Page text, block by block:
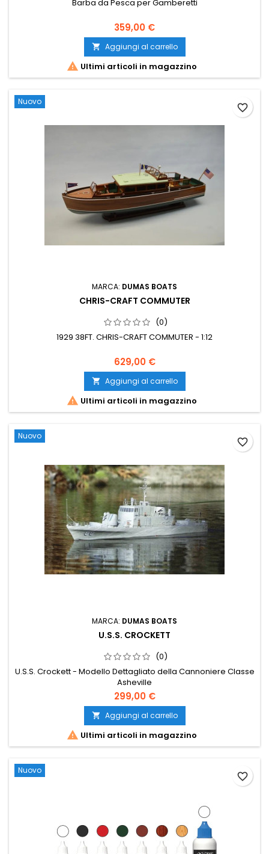
Barba da Pesca per Gamberetti
359,00 €
 Aggiungi al carrello
 Ultimi articoli in magazzino
Nuovo
MARCA: DUMAS BOATS
CHRIS-CRAFT COMMUTER
(0)
1929 38FT. CHRIS-CRAFT COMMUTER - 1:12
629,00 €
 Aggiungi al carrello
 Ultimi articoli in magazzino
favorite_border
Nuovo
MARCA: DUMAS BOATS
U.S.S. CROCKETT
(0)
U.S.S. Crockett - Modello Dettagliato della Cannoniere Classe
Asheville
299,00 €
 Aggiungi al carrello
 Ultimi articoli in magazzino
favorite_border
Nuovo
favorite_border